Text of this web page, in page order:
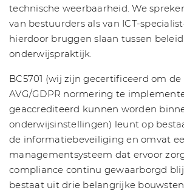
technische weerbaarheid. We
van bestuurders als van ICT-
hierdoor bruggen slaan tussen
onderwijspraktijk.
BC5701 (wij zijn gecertificeerd om de
AVG/GDPR normering te
geaccrediteerd kunnen worden
onderwijsinstellingen) leunt op
de informatiebeveiliging en omvat
managementsysteem dat ervoor
compliance continu gewaarborgd
bestaat uit drie belangrijke